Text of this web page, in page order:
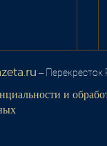
– Перекресток
и